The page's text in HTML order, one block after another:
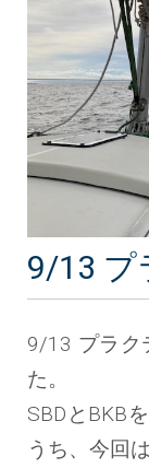
9/13 プ
9/13 プラク
た。
SBDとBKB
うち、今回